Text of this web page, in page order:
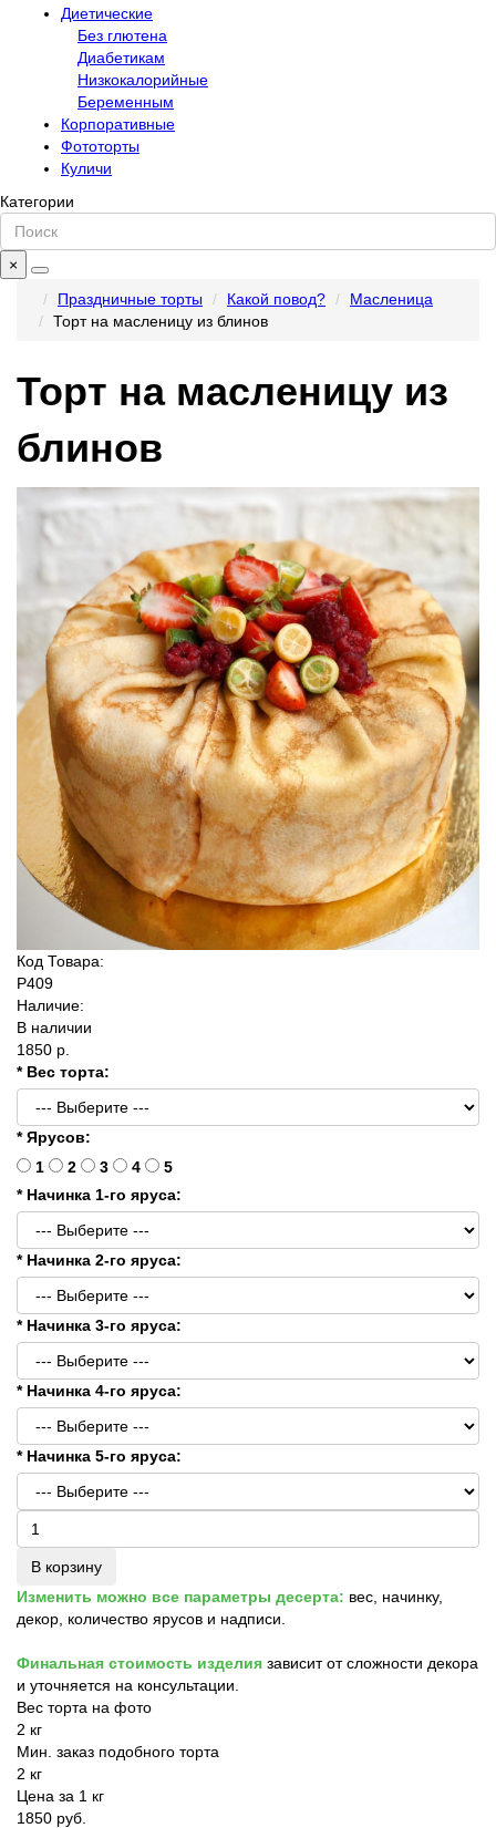
Диетические
Без глютена
Диабетикам
Низкокалорийные
Беременным
Корпоративные
Фототорты
Куличи
Категории
×
Праздничные торты
Какой повод?
Масленица
Торт на масленицу из блинов
Торт на масленицу из
блинов
Код Товара:
P409
Наличие:
В наличии
1850 р.
* Вес торта:
* Ярусов:
1
2 3 4
5
* Начинка 1-го яруса:
* Начинка 2-го яруса:
* Начинка 3-го яруса:
* Начинка 4-го яруса:
* Начинка 5-го яруса:
В корзину
Изменить можно все параметры десерта: вес, начинку,
декор, количество ярусов и надписи.
Финальная стоимость изделия зависит от сложности декора
и уточняется на консультации.
Вес торта на фото
2 кг
Мин. заказ подобного торта
2 кг
Цена за 1 кг
1850 руб.